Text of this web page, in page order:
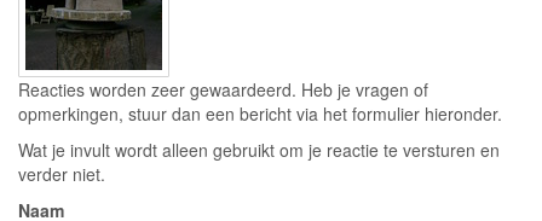
Reacties worden zeer gewaardeerd. Heb je vragen of
opmerkingen, stuur dan een bericht via het formulier hieronder.
Wat je invult wordt alleen gebruikt om je reactie te versturen en
verder niet.
Naam